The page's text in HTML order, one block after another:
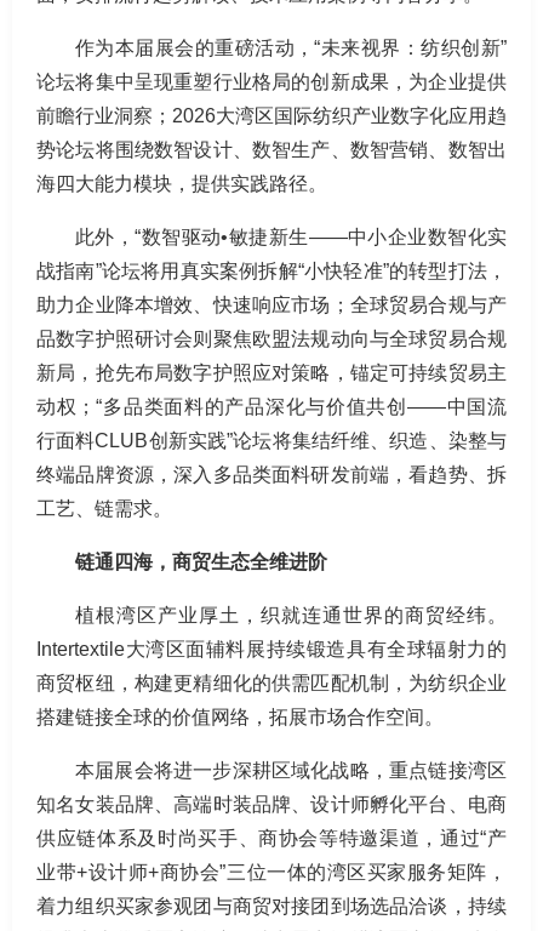
作为本届展会的重磅活动，“未来视界：纺织创新”
论坛将集中呈现重塑行业格局的创新成果，为企业提供
前瞻行业洞察；2026大湾区国际纺织产业数字化应用趋
势论坛将围绕数智设计、数智生产、数智营销、数智出
海四大能力模块，提供实践路径。
此外，“数智驱动•敏捷新生——中小企业数智化实
战指南”论坛将用真实案例拆解“小快轻准”的转型打法，
助力企业降本增效、快速响应市场；全球贸易合规与产
品数字护照研讨会则聚焦欧盟法规动向与全球贸易合规
新局，抢先布局数字护照应对策略，锚定可持续贸易主
动权；“多品类面料的产品深化与价值共创——中国流
行面料CLUB创新实践”论坛将集结纤维、织造、染整与
终端品牌资源，深入多品类面料研发前端，看趋势、拆
工艺、链需求。
链通四海，商贸生态全维进阶
植根湾区产业厚土，织就连通世界的商贸经纬。
Intertextile大湾区面辅料展持续锻造具有全球辐射力的
商贸枢纽，构建更精细化的供需匹配机制，为纺织企业
搭建链接全球的价值网络，拓展市场合作空间。
本届展会将进一步深耕区域化战略，重点链接湾区
知名女装品牌、高端时装品牌、设计师孵化平台、电商
供应链体系及时尚买手、商协会等特邀渠道，通过“产
业带+设计师+商协会”三位一体的湾区买家服务矩阵，
着力组织买家参观团与商贸对接团到场选品洽谈，持续